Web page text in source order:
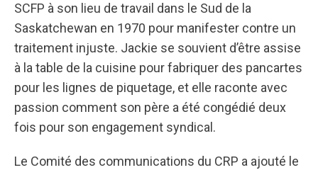
SCFP à son lieu de travail dans le Sud de la
Saskatchewan en 1970 pour manifester contre un
traitement injuste. Jackie se souvient d’être assise
à la table de la cuisine pour fabriquer des pancartes
pour les lignes de piquetage, et elle raconte avec
passion comment son père a été congédié deux
fois pour son engagement syndical.
Le Comité des communications du CRP a ajouté le